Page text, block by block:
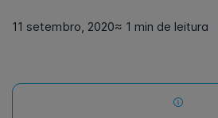
11 setembro, 2020≈ 1 min de leitura